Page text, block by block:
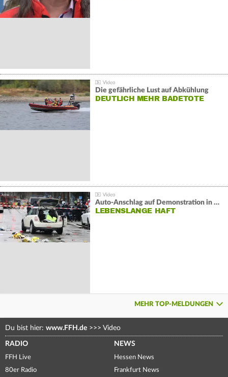
Die gefährliche Lust auf Abkühlung
DEUTLICH MEHR BADETOTE
Auto-Anschlag auf Demonstration in München:
LEBENSLANGE HAFT
MEHR TOP-MELDUNGEN
Du bist hier: www.FFH.de >>> Video
RADIO
FFH Live
80er Radio
NEWS
Hessen News
Frankfurt News